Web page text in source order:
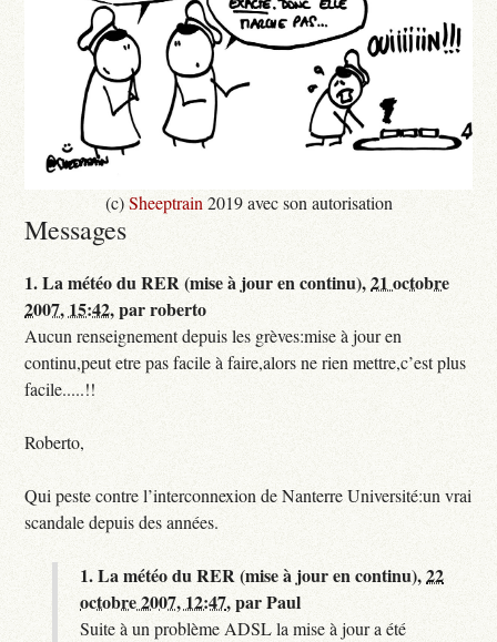
(c)Sheeptrain 2019 avec son autorisation
Messages
1.La météo du RER (mise à jour en continu),21 octobre
2007, 15:42,parroberto
Aucun renseignement depuis les grèves:mise à jour en
continu,peut etre pas facile à faire,alors ne rien mettre,c’est plus
facile.....!!
Roberto,
Qui peste contre l’interconnexion de Nanterre Université:un vrai
scandale depuis des années.
1.La météo du RER (mise à jour en continu),22
octobre 2007, 12:47,parPaul
Suite à un problème ADSL la mise à jour a été